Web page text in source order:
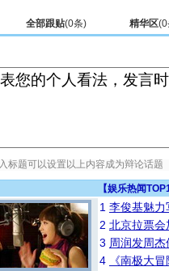
全部跟贴(0条) 精华区(0
【娱乐热闻
1 李俊基魅力
2 北京拉票
3 周润发周
4
《南极大